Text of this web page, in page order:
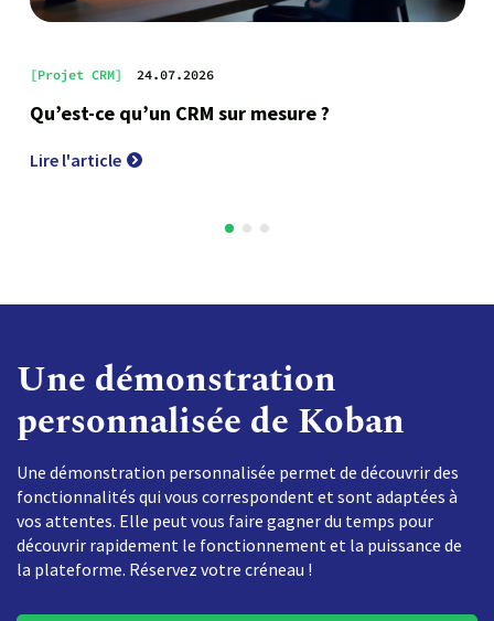
[Projet CRM] 24.07.2026
Qu’est-ce qu’un CRM sur mesure ?
Lire l'article
Une démonstration
personnalisée de Koban
Une démonstration personnalisée permet de découvrir des
fonctionnalités qui vous correspondent et sont adaptées à
vos attentes. Elle peut vous faire gagner du temps pour
découvrir rapidement le fonctionnement et la puissance de
la plateforme. Réservez votre créneau !